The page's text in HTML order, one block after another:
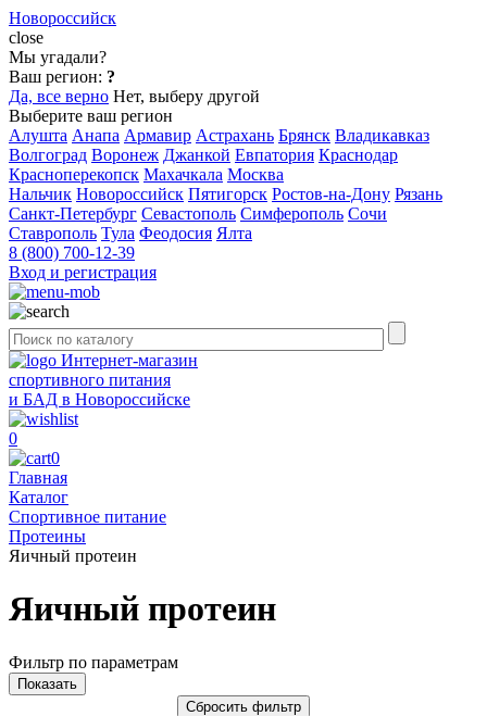
Новороссийск
close
Мы угадали?
Ваш регион: ?
Да, все верно Нет, выберу другой
Выберите ваш регион
Алушта Анапа Армавир Астрахань Брянск Владикавказ
Волгоград Воронеж Джанкой Евпатория Краснодар
Красноперекопск Махачкала Москва
Нальчик Новороссийск Пятигорск Ростов-на-Дону Рязань
Санкт-Петербург Севастополь Симферополь Сочи
Ставрополь Тула Феодосия Ялта
8 (800) 700-12-39
Вход и регистрация
Интернет-магазин
спортивного питания
и БАД в Новороссийске
0
0
Главная
Каталог
Спортивное питание
Протеины
Яичный протеин
Яичный протеин
Фильтр по параметрам